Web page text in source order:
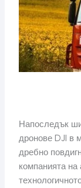
Напоследък
дронове DJI в
дребно
компанията